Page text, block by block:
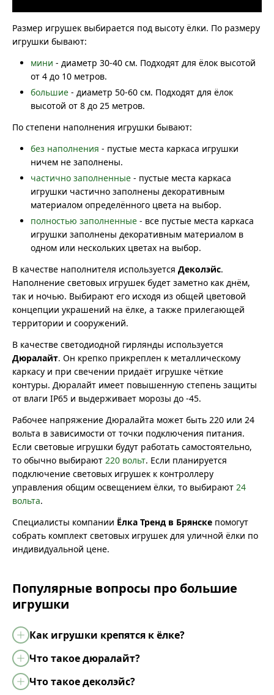
Размер игрушек выбирается под высоту ёлки. По размеру
игрушки бывают:
мини - диаметр 30-40 см. Подходят для ёлок высотой
от 4 до 10 метров.
большие - диаметр 50-60 см. Подходят для ёлок
высотой от 8 до 25 метров.
По степени наполнения игрушки бывают:
без наполнения - пустые места каркаса игрушки
ничем не заполнены.
частично заполненные - пустые места каркаса
игрушки частично заполнены декоративным
материалом определённого цвета на выбор.
полностью заполненные - все пустые места каркаса
игрушки заполнены декоративным материалом в
одном или нескольких цветах на выбор.
В качестве наполнителя используется Деколэйс.
Наполнение световых игрушек будет заметно как днём,
так и ночью. Выбирают его исходя из общей цветовой
концепции украшений на ёлке, а также прилегающей
территории и сооружений.
В качестве светодиодной гирлянды используется
Дюралайт. Он крепко прикреплен к металлическому
каркасу и при свечении придаёт игрушке чёткие
контуры. Дюралайт имеет повышенную степень защиты
от влаги IP65 и выдерживает морозы до -45.
Рабочее напряжение Дюралайта может быть 220 или 24
вольта в зависимости от точки подключения питания.
Если световые игрушки будут работать самостоятельно,
то обычно выбирают 220 вольт. Если планируется
подключение световых игрушек к контроллеру
управления общим освещением ёлки, то выбирают 24
вольта.
Специалисты компании Ёлка Тренд в Брянске помогут
собрать комплект световых игрушек для уличной ёлки по
индивидуальной цене.
Популярные вопросы про большие
игрушки
Как игрушки крепятся к ёлке?
Что такое дюралайт?
Что такое деколэйс?